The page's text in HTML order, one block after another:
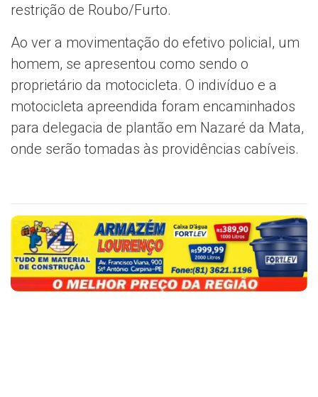
restrição de Roubo/Furto.
Ao ver a movimentação do efetivo policial, um
homem, se apresentou como sendo o
proprietário da motocicleta. O indivíduo e a
motocicleta apreendida foram encaminhados
para delegacia de plantão em Nazaré da Mata,
onde serão tomadas às providências cabíveis.